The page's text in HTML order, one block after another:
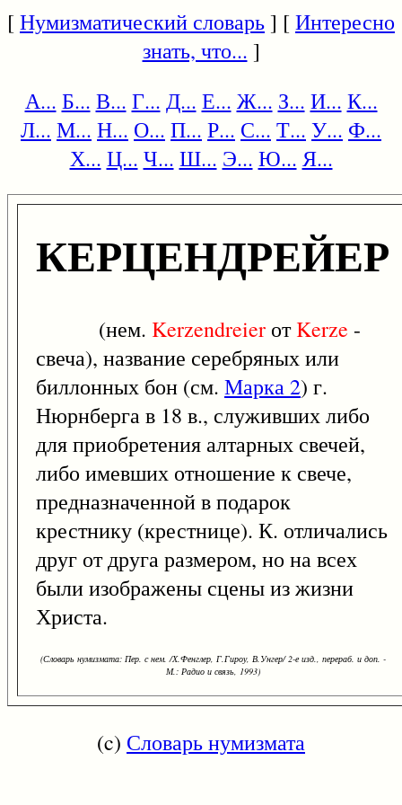
[Нумизматический словарь] [Интересно
знать, что... ]
А... Б... В... Г... Д... Е... Ж... З... И... К...
Л... М... Н... О... П... Р... С... Т... У... Ф...
Х... Ц... Ч... Ш... Э... Ю... Я...
КЕРЦЕНДРЕЙЕР
(нем. Kerzendreier отKerze -
свеча), название серебряных или
биллонных бон (см. Марка 2) г.
Нюрнберга в 18 в., служивших либо
для приобретения алтарных свечей,
либо имевших отношение к свече,
предназначенной в подарок
крестнику (крестнице). К. отличались
друг от друга размером, но на всех
были изображены сцены из жизни
Христа.
(Словарь нумизмата: Пер. с нем. /Х.Фенглер, Г.Гироу, В.Унгер/ 2-е изд., перераб. и доп. -
М.: Радио и связь, 1993)
(c) Словарь нумизмата